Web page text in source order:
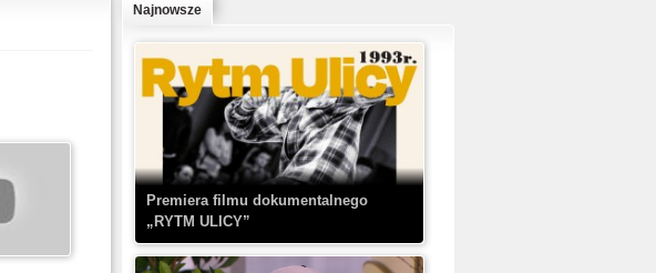
Najnowsze
Premiera filmu dokumentalnego
„RYTM ULICY”